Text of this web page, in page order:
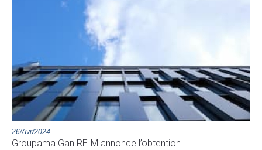
26/Avr/2024
Groupama Gan REIM annonce l’obtention…